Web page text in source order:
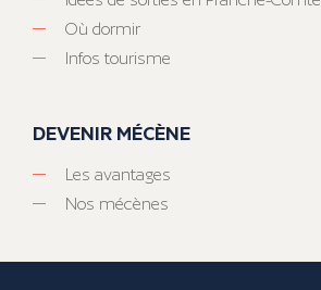
Où dormir
Infos tourisme
DEVENIR MÉCÈNE
Les avantages
Nos mécènes